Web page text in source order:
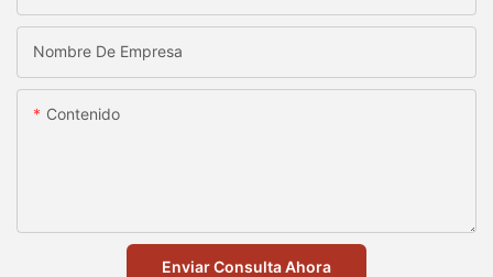
Nombre De Empresa
Contenido
Enviar Consulta Ahora